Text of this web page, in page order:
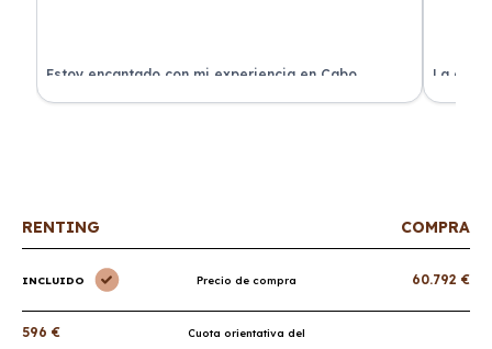
Estoy encantado con mi experiencia en Cabo
Renting. El coche llegó en perfectas condiciones y sin
La
de
RENTING COMPRA
INCLUIDO Precio de compra 60.792 €
596 €
Cuota orientativa del